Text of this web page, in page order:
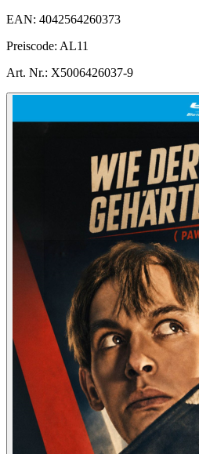
EAN: 4042564260373
Preiscode: AL11
Art. Nr.: X5006426037-9